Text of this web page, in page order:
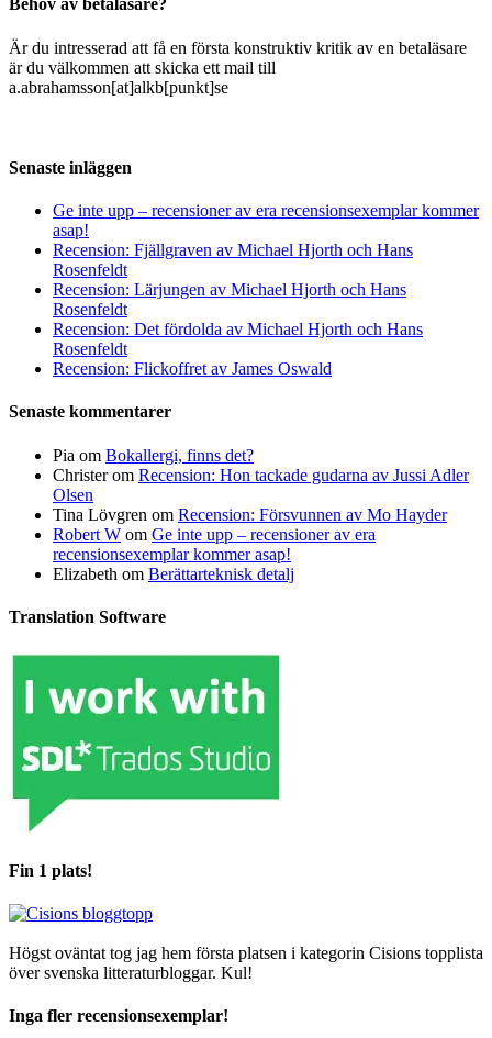
Behov av betaläsare?
Är du intresserad att få en första konstruktiv kritik av en betaläsare
är du välkommen att skicka ett mail till
a.abrahamsson[at]alkb[punkt]se
Senaste inläggen
Ge inte upp – recensioner av era recensionsexemplar kommer
asap!
Recension: Fjällgraven av Michael Hjorth och Hans
Rosenfeldt
Recension: Lärjungen av Michael Hjorth och Hans
Rosenfeldt
Recension: Det fördolda av Michael Hjorth och Hans
Rosenfeldt
Recension: Flickoffret av James Oswald
Senaste kommentarer
Pia om Bokallergi, finns det?
Christerom Recension: Hon tackade gudarna av Jussi Adler
Olsen
Tina Lövgren om Recension: Försvunnen av Mo Hayder
Robert W om Ge inte upp – recensioner av era
recensionsexemplar kommer asap!
Elizabeth om Berättarteknisk detalj
Translation Software
Fin 1 plats!
Högst oväntat tog jag hem första platsen i kategorin Cisions topplista
över svenska litteraturbloggar. Kul!
Inga fler recensionsexemplar!